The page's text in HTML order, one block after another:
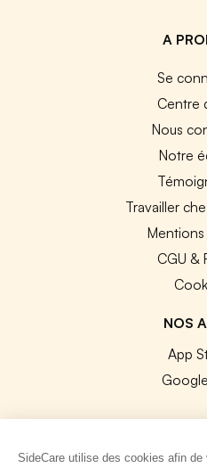
A
Se
Centre
Nous
Notre
Travailler
Mentions
CGU &
NOS
App
SideCare utilise des cookies afin de